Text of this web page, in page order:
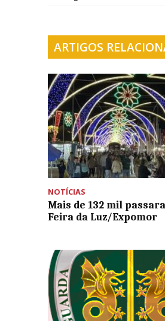
ARTIGOS
NOTÍCIAS
Mais de 132 mil
Feira da Luz/Expomor